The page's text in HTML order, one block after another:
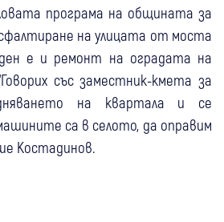
програма на общината за
на улицата от моста
е и ремонт на оградата на
със заместник-кмета за
на квартала и се
са в селото, да оправим
Костадинов.